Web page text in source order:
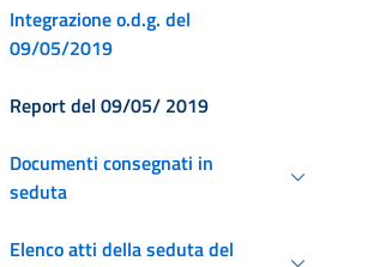
Integrazione o.d.g. del
09/05/2019
Report del 09/05/ 2019
Documenti consegnati in
seduta
Elenco atti della seduta del